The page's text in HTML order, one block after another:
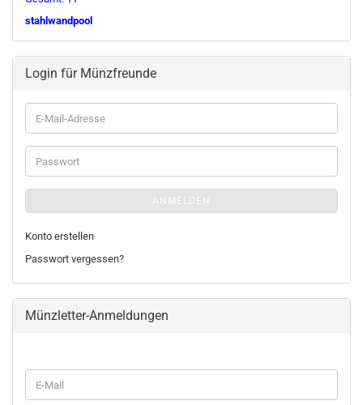
stahlwandpool
Login für Münzfreunde
E-
Mail-
Adresse
Passwort
ANMELDEN
Konto erstellen
Passwort vergessen?
Münzletter-Anmeldungen
WEITER
ZUR
E-
Mail